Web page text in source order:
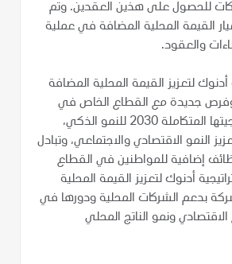
للحصول على هذين العقدين. وتم
القيمة المحلية المضافة في عملية
والعقود.
لتعزيز القيمة المحلية المضافة
جديدة مع القطاع الخاص في
إطار تنفيذ استراتيجيتها المتكاملة 2030 للنمو الذكي،
النمو الاقتصادي والاجتماعي، وتبادل
إضافية للمواطنين في القطاع
أدنوك لتعزيز القيمة المحلية
بدعم الشركات المحلية ودورها في
ونمو الناتج المحلي